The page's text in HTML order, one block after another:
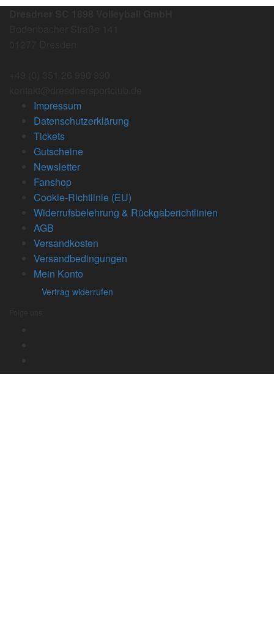
Impressum
Datenschutzerklärung
Tickets
Gutscheine
Newsletter
Fanshop
Cookie-Richtlinie (EU)
Widerrufsbelehrung & Rückgaberichtlinien
AGB
Versandkosten
Versandbedingungen
Mein Konto
Vertrag widerrufen